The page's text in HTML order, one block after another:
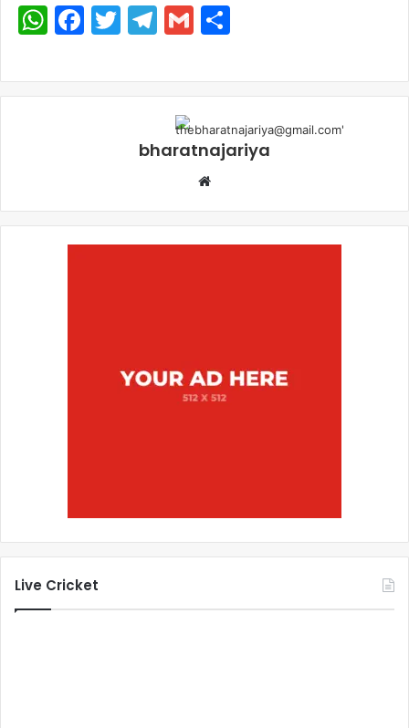
WhatsApp
Facebook
Twitter
Telegram
Gmail
bharatnajariya
Live Cricket